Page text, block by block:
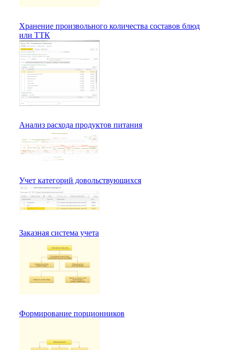
Хранение произвольного количества составов блюд
или ТТК
Анализ расхода продуктов питания
Учет категорий довольствующихся
Заказная система учета
Формирование порционников